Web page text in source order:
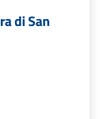
di San